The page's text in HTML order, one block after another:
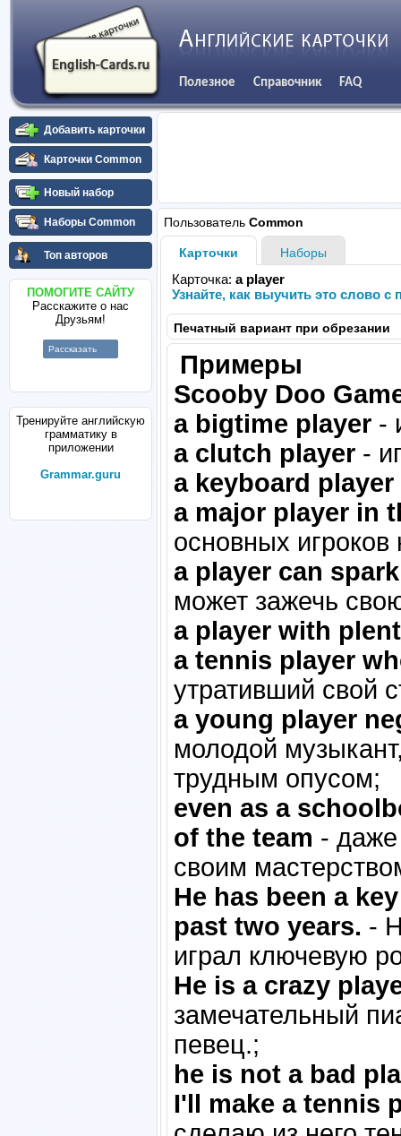
Полезное Справочник FAQ
Добавить карточки
Карточки Common
Новый набор
Наборы Common
Топ авторов
ПОМОГИТЕ САЙТУ
Расскажите о нас
Друзьям!
Рассказать
Тренируйте английскую
грамматику в
приложении
Grammar.guru
Пользователь Common
Карточки Наборы
Карточка: a player
Узнайте, как выучить это слово
Печатный вариант при обрезании
Примеры
Scooby Doo
a bigtime player -
a clutch player -
a keyboard player
a major player in
основных
a player can
может зажечь
a player with
a tennis player
утративший свой
a young player
молодой
трудным опусом;
even as a
of the team -
своим
He has been a
past two years. -
играл ключевую
He is a crazy
замечательный
певец.;
he is not a bad
I'll make a tennis